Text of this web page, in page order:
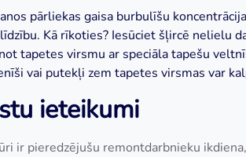
pārliekas gaisa burbulīšu
Kā rīkoties? Iesūciet šļircē nelielu
tapetes virsmu ar speciāla tapešu
vai putekļi zem tapetes virsmas var
ieteikumi
ir pieredzējušu remontdarbnieku